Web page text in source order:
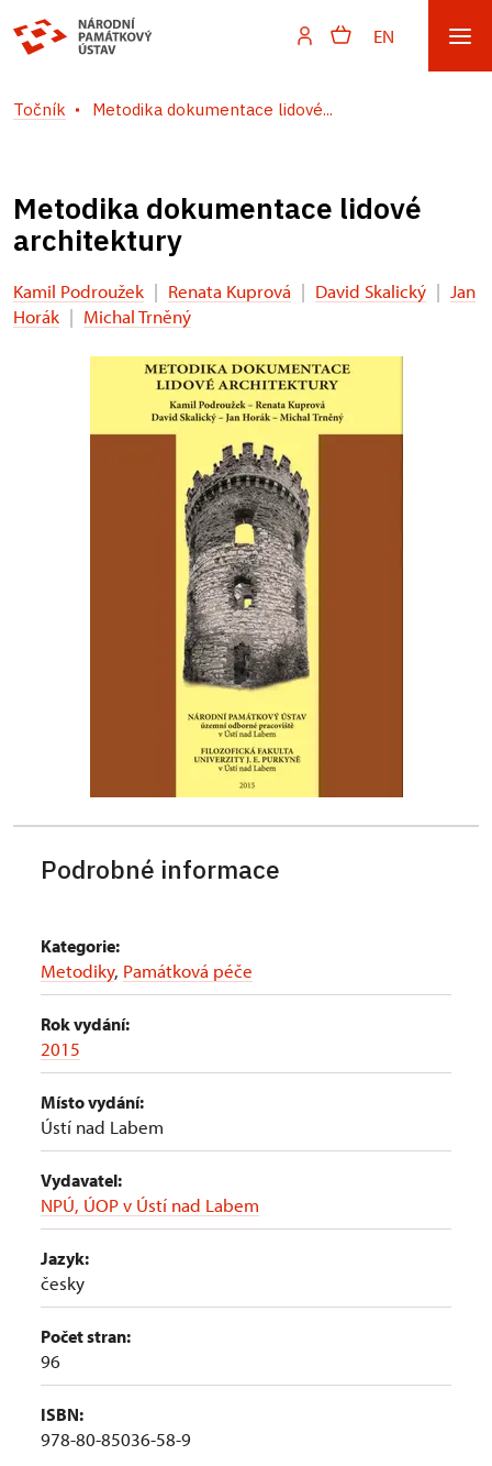
EN
Točník Metodika dokumentace lidové...
Metodika dokumentace lidové
architektury
Kamil Podroužek | Renata Kuprová | David Skalický | Jan
Horák | Michal Trněný
Podrobné informace
Kategorie:
Metodiky, Památková péče
Rok vydání:
2015
Místo vydání:
Ústí nad Labem
Vydavatel:
NPÚ, ÚOP v Ústí nad Labem
Jazyk:
česky
Počet stran:
96
ISBN:
978-80-85036-58-9